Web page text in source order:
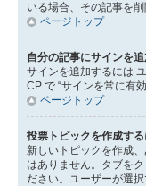
いる場合、その記事を
ページトップ
自分の記事にサインを
サインを追加するには
CP で “サインを常に有
ページトップ
投票トピックを作成する
新しいトピックを作成
はありません。タブを
ださい。ユーザーが選